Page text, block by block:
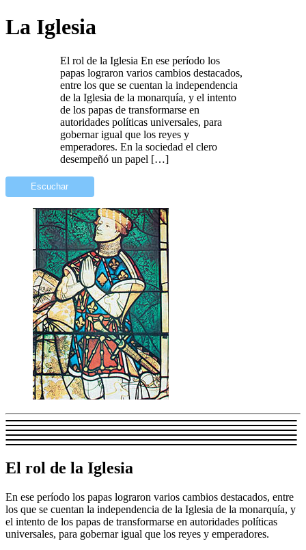
La Iglesia
El rol de la Iglesia En ese período los
papas lograron varios cambios destacados,
entre los que se cuentan la independencia
de la Iglesia de la monarquía, y el intento
de los papas de transformarse en
autoridades políticas universales, para
gobernar igual que los reyes y
emperadores. En la sociedad el clero
desempeñó un papel […]
Escuchar
El rol de la Iglesia
En ese período los papas lograron varios cambios destacados, entre
los que se cuentan la independencia de la Iglesia de la monarquía, y
el intento de los papas de transformarse en autoridades políticas
universales, para gobernar igual que los reyes y emperadores.